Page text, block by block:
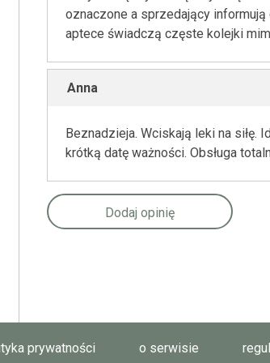
oznaczone a sprzedający
aptece świadczą częste kolejki
Anna
Beznadzieja. Wciskają leki na siłę.
krótką datę ważności. Obsługa
Dodaj opinię
prywatności o serwisie